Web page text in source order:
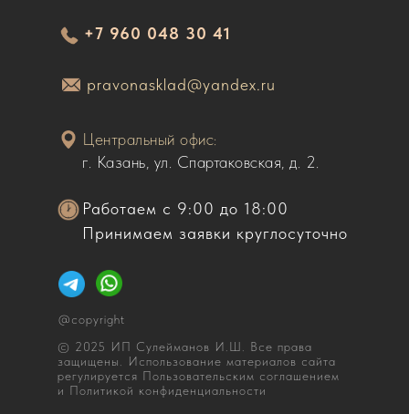
+7 960 048 30 41
@copyright
© 2025 ИП Сулейманов И.Ш. Все права
защищены. Использование материалов сайта
регулируется Пользовательским соглашением
и Политикой конфиденциальности
pravonasklad@yandex.ru
Работаем с 9:00 до 18:00
Принимаем заявки круглосуточно
Центральный офис:
г. Казань, ул. Спартаковская, д. 2.